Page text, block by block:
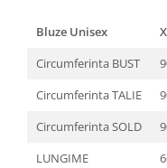
Bluze Unisex
Circumferinta BUST
Circumferinta TALIE
Circumferinta SOLD
LUNGIME